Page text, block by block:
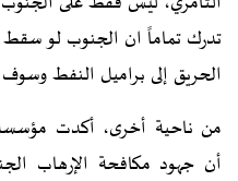
تدرك تماماً ان الجنوب لو
الحريق إلى براميل النفط
من ناحية أخرى، أكدت مؤسسة
أن جهود مكافحة الإرهاب